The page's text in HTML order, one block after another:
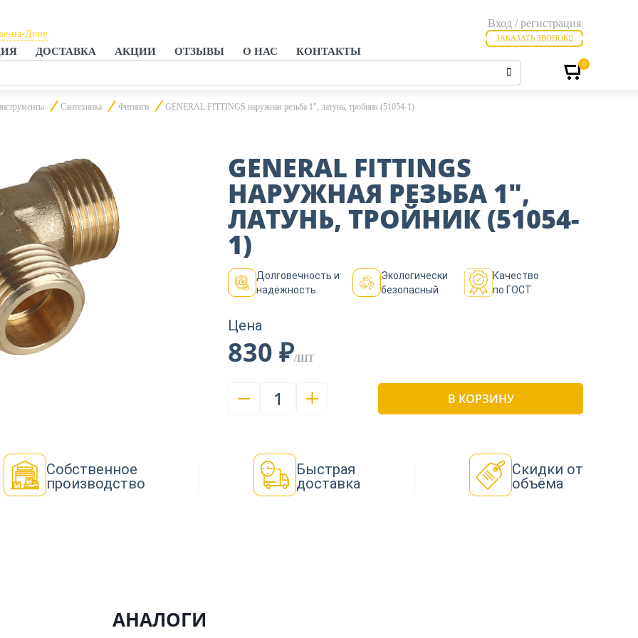
ДОСТАВКА АКЦИИ ОТЗЫВЫ О НАС КОНТАКТЫ
на-Дону
на-Дону
Вход / регистрация
ЗАКАЗАТЬ ЗВОНОК
0
Сантехника Фитинги GENERAL FITTINGS наружная резьба 1″, латунь, тройник (51054-1)
GENERAL FITTINGS
НАРУЖНАЯ РЕЗЬБА 1″,
ЛАТУНЬ, ТРОЙНИК (51054-
1)
Долговечность и
надёжность
Экологически
безопасный
Качество
по ГОСТ
Цена
830 ₽/ШТ
1 В КОРЗИНУ
Собственное
производство
Быстрая
доставка
Скидки от
объёма
АНАЛОГИ